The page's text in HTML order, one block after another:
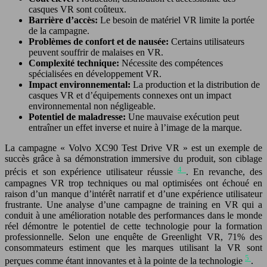
casques VR sont coûteux.
Barrière d’accès: Le besoin de matériel VR limite la portée
de la campagne.
Problèmes de confort et de nausée: Certains utilisateurs
peuvent souffrir de malaises en VR.
Complexité technique: Nécessite des compétences
spécialisées en développement VR.
Impact environnemental: La production et la distribution de
casques VR et d’équipements connexes ont un impact
environnemental non négligeable.
Potentiel de maladresse: Une mauvaise exécution peut
entraîner un effet inverse et nuire à l’image de la marque.
La campagne « Volvo XC90 Test Drive VR » est un exemple de
succès grâce à sa démonstration immersive du produit, son ciblage
précis et son expérience utilisateur réussie 4 . En revanche, des
campagnes VR trop techniques ou mal optimisées ont échoué en
raison d’un manque d’intérêt narratif et d’une expérience utilisateur
frustrante. Une analyse d’une campagne de training en VR qui a
conduit à une amélioration notable des performances dans le monde
réel démontre le potentiel de cette technologie pour la formation
professionnelle. Selon une enquête de Greenlight VR, 71% des
consommateurs estiment que les marques utilisant la VR sont
perçues comme étant innovantes et à la pointe de la technologie 5 .